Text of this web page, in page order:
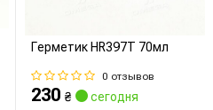
Герметик HR397T 70мл
0 отзывов
230 ₴ сегодня